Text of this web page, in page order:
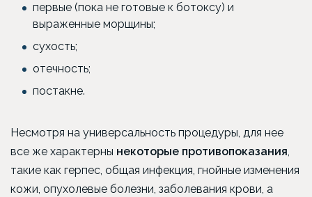
первые (пока не готовые к ботоксу) и
выраженные морщины;
сухость;
отечность;
постакне.
Несмотря на универсальность процедуры, для нее
все же характерны некоторые противопоказания,
такие как герпес, общая инфекция, гнойные изменения
кожи, опухолевые болезни, заболевания крови, а